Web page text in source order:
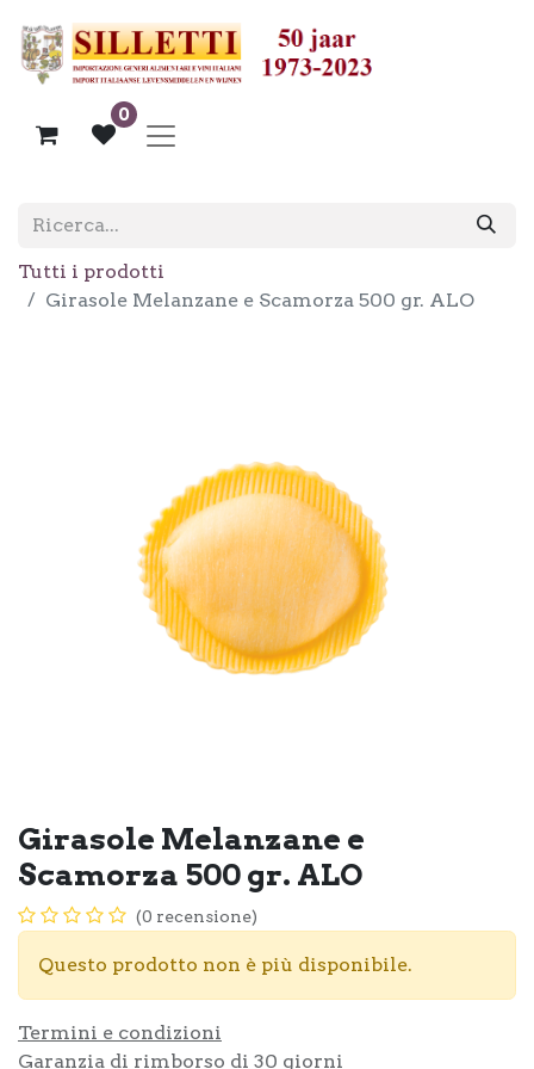
0
Tutti i prodotti
Girasole Melanzane e Scamorza 500 gr. ALO
Girasole Melanzane e
Scamorza 500 gr. ALO
(0 recensione)
Questo prodotto non è più disponibile.
Termini e condizioni
Garanzia di rimborso di 30 giorni